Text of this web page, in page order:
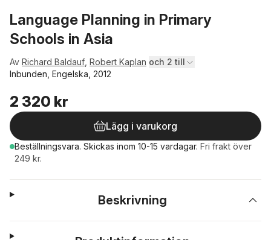
Language Planning in Primary
Schools in Asia
Av Richard Baldauf Robert Kaplan och 2 till
Inbunden, Engelska, 2012
2 320 kr
Lägg i varukorg
Beställningsvara. Skickas inom 10-15 vardagar. Fri frakt över
249 kr.
Beskrivning